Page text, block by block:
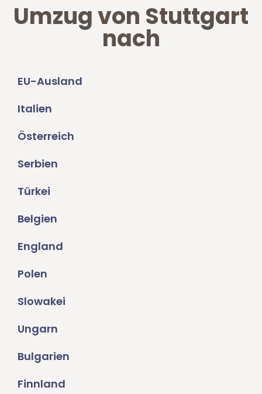
Umzug von Stuttgart
nach
EU-Ausland
Italien
Österreich
Serbien
Türkei
Belgien
England
Polen
Slowakei
Ungarn
Bulgarien
Finnland